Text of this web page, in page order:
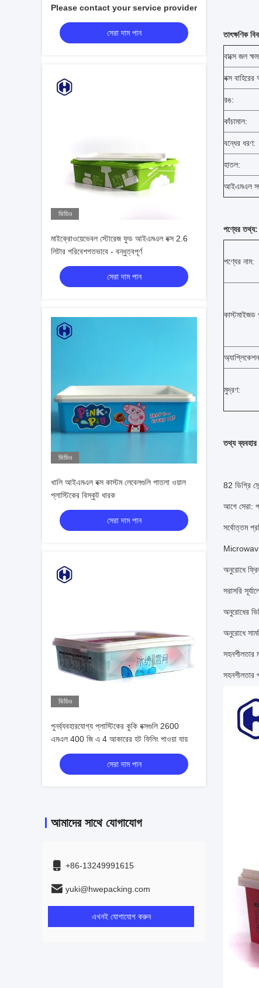
Please contact your service provider
for more details. (26)
অনলাইন">
Error. Page cannot be displayed.
সেরা দাম পান
ভিডিও
মাইক্রোওয়েভেবল স্টোরেজ ফুড আইএমএল বক্স 2.6
লিটার পরিবেশগতভাবে - বন্ধুত্বপূর্ণ
সেরা দাম পান
ভিডিও
খালি আইএমএল বক্স কাস্টম লেবেলগুলি পাতলা ওয়াল
প্লাস্টিকের বিস্কুট ধারক
সেরা দাম পান
ভিডিও
পুনর্ব্যবহারযোগ্য প্লাস্টিকের কুকি বক্সগুলি 2600
এমএল 400 জি এ 4 আকারের হট ফিলিং পাওয়া যায়
সেরা দাম পান
আমাদের সাথে যোগাযোগ
+86-13249991615
yuki@hwepacking.com
এখনই যোগাযোগ করুন
তাৎক্ষণিক
বাক্সে জল
বক্স
রঙ:
কাঁচামাল:
বন্ধের ধরণ:
হাতল:
আইএমএল
পণ্যের তথ্য:
পণ্যের নাম:
কাস্টমাইজড
মুদ্রণ:
তথ্য
82 ডিগ্রি
আগে সেরা:
সর্বোত্তম
অনুরোধে
সরাসরি
অনুরোধের
অনুরোধে
সহনশীলতার